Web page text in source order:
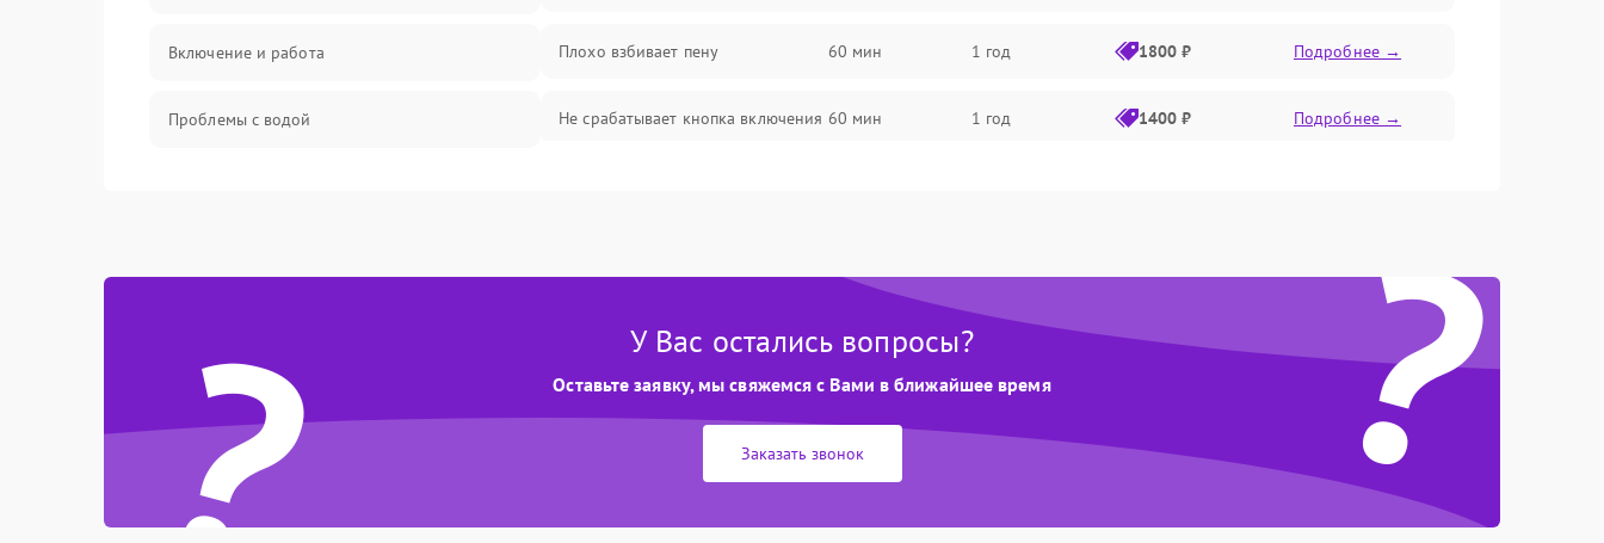
Включение и работа
Проблемы с водой
Плохо взбивает пену 60 мин 1 год 1800 ₽ Подробнее →
Не срабатывает кнопка включения 60 мин 1 год 1400 ₽ Подробнее →
? ?
У Вас остались вопросы?
Оставьте заявку, мы свяжемся с Вами в ближайшее время
Заказать звонок